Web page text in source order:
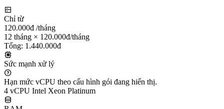
Chỉ từ
120.000đ /tháng
12 tháng × 120.000đ/tháng
Tổng: 1.440.000đ
Sức mạnh xử lý
Hạn mức vCPU theo cấu hình gói đang hiển thị.
4 vCPU Intel Xeon Platinum